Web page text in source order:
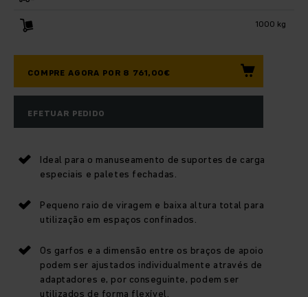
1000 kg
COMPRE AGORA POR 8 761,00€
EFETUAR PEDIDO
Ideal para o manuseamento de suportes de carga
especiais e paletes fechadas.
Pequeno raio de viragem e baixa altura total para
utilização em espaços confinados.
Os garfos e a dimensão entre os braços de apoio
podem ser ajustados individualmente através de
adaptadores e, por conseguinte, podem ser
utilizados de forma flexível.